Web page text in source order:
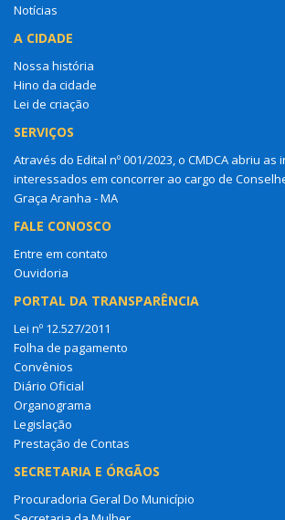
Notícias
A CIDADE
Nossa história
Hino da cidade
Lei de criação
SERVIÇOS
Através do Edital nº 001/2023, o CMDCA abriu
interessados em concorrer ao cargo de
Graça Aranha - MA
FALE CONOSCO
Entre em contato
Ouvidoria
PORTAL DA TRANSPARÊNCIA
Lei nº 12.527/2011
Folha de pagamento
Convênios
Diário Oficial
Organograma
Legislação
Prestação de Contas
SECRETARIA E ÓRGÃOS
Procuradoria Geral Do Município